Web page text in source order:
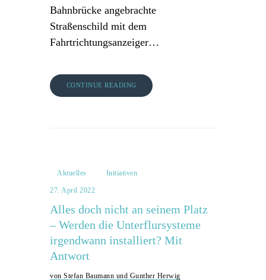
Bahnbrücke angebrachte
Straßenschild mit dem
Fahrtrichtungsanzeiger…
CONTINUE READING
Aktuelles Initiativen
27. April 2022
Alles doch nicht an seinem Platz
– Werden die Unterflursysteme
irgendwann installiert? Mit
Antwort
von Stefan Baumann und Gunther Herwig